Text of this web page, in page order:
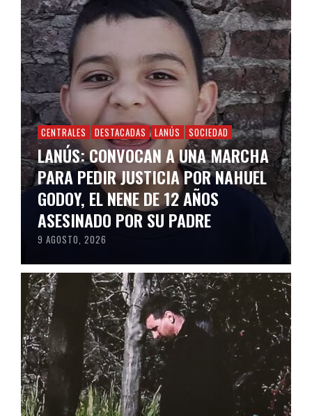
CENTRALES DESTACADAS LANÚS SOCIEDAD
LANÚS: CONVOCAN A UNA MARCHA
PARA PEDIR JUSTICIA POR NAHUEL
GODOY, EL NENE DE 12 AÑOS
ASESINADO POR SU PADRE
9 AGOSTO, 2026